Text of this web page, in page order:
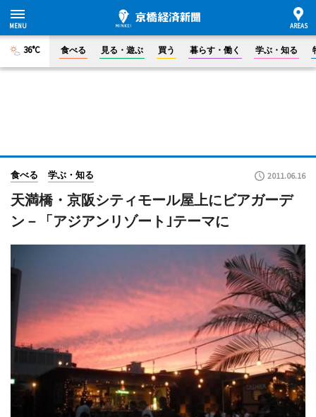
36°C 食べる 見る・遊ぶ 買う 暮らす・働く 学ぶ・知る
食べる 学ぶ・知る 2011.06.16
天満橋・京阪シティモール屋上にビアガーデ
ン－「アジアンリゾート｣テーマに